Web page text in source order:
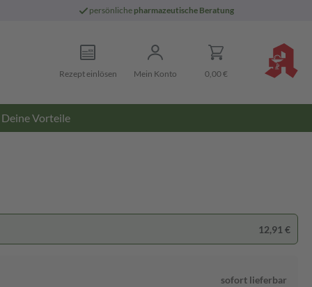
persönliche pharmazeutische Beratung
Rezept einlösen Mein Konto 0,00 €
Deine Vorteile
12,91 €
sofort lieferbar